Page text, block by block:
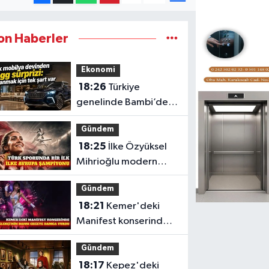
Haberler
Ekonomi
18:26
genelinde Bambi’den
41 Togg T10X çekilişi
Gündem
18:25
Mihrioğlu modern
pentatlonda Avrupa
şampiyonu
Gündem
18:21
Manifest konserinde
Yelekçi'nin dansı öne
çıktı
Gündem
18:17